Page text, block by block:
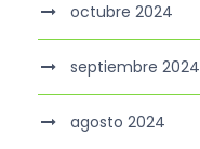
octubre 2024
septiembre 2024
agosto 2024